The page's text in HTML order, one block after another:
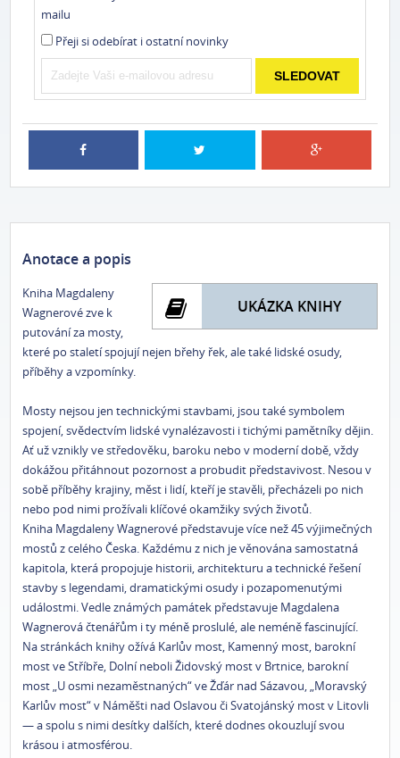
mailu
Přeji si odebírat i ostatní novinky
SLEDOVAT
Anotace a popis
UKÁZKA KNIHY
Kniha Magdaleny
Wagnerové zve k
putování za mosty,
které po staletí spojují nejen břehy řek, ale také lidské osudy,
příběhy a vzpomínky.
Mosty nejsou jen technickými stavbami, jsou také symbolem
spojení, svědectvím lidské vynalézavosti i tichými pamětníky dějin.
Ať už vznikly ve středověku, baroku nebo v moderní době, vždy
dokážou přitáhnout pozornost a probudit představivost. Nesou v
sobě příběhy krajiny, měst i lidí, kteří je stavěli, přecházeli po nich
nebo pod nimi prožívali klíčové okamžiky svých životů.
Kniha Magdaleny Wagnerové představuje více než 45 výjimečných
mostů z celého Česka. Každému z nich je věnována samostatná
kapitola, která propojuje historii, architekturu a technické řešení
stavby s legendami, dramatickými osudy i pozapomenutými
událostmi. Vedle známých památek představuje Magdalena
Wagnerová čtenářům i ty méně proslulé, ale neméně fascinující.
Na stránkách knihy ožívá Karlův most, Kamenný most, barokní
most ve Stříbře, Dolní neboli Židovský most v Brtnice, barokní
most „U osmi nezaměstnaných“ ve Žďár nad Sázavou, „Moravský
Karlův most“ v Náměšti nad Oslavou či Svatojánský most v Litovli
— a spolu s nimi desítky dalších, které dodnes okouzlují svou
krásou i atmosférou.